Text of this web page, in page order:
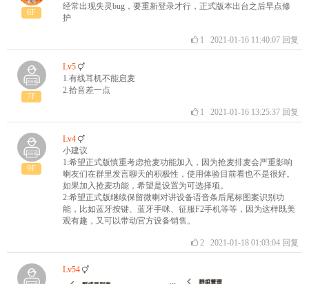
6F
经常出现失灵bug，要重新登录才行，正式版本出台之后早点修
护
1 2021-01-16 11:40:07 回复
7F
Lv5
1.有线耳机不能启麦
2.拾音差一点
1 2021-01-16 13:25:37 回复
9F
Lv4
小建议
1:希望正式版慎重考虑抢麦功能加入，因为抢麦排麦会严重影响
喇友们在群里发言聊天的积极性，使用体验目前看也不是很好。
如果加入抢麦功能，希望是设置为可选择项。
2:希望正式版继续保留微喇对讲设备语音条后尾标图案识别功
能，比如蓝牙按键、蓝牙手咪、征服F2手机等等，因为这样既美
观有趣，又可以带动官方设备销售。
22021-01-18 01:03:04 回复
Lv54